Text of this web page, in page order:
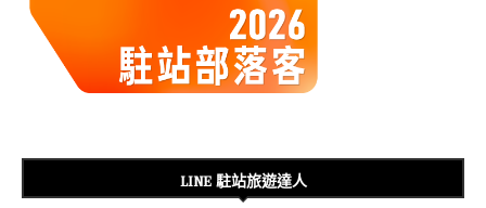
LINE 駐站旅遊達人